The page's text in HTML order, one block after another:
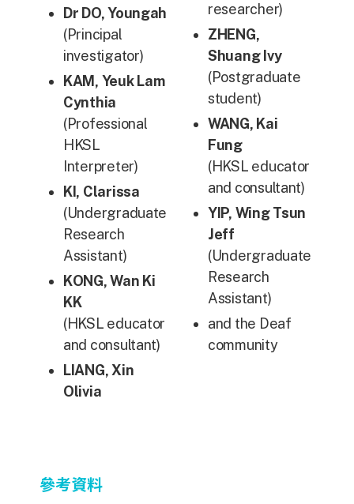
Dr DO,Youngah
(Principal
investigator)
KAM, YeukLam
Cynthia
(Professional
HKSL
Interpreter)
KI, Clarissa
(Undergraduate
Research
Assistant)
KONG, Wan Ki
KK
(HKSL educator
and consultant)
LIANG, Xin
Olivia
researcher)
ZHENG,
Shuang Ivy
(Postgraduate
student)
WANG, Kai
Fung
(HKSL educator
and consultant)
YIP, WingTsun
Jeff
(Undergraduate
Research
Assistant)
and the Deaf
community
參考資料